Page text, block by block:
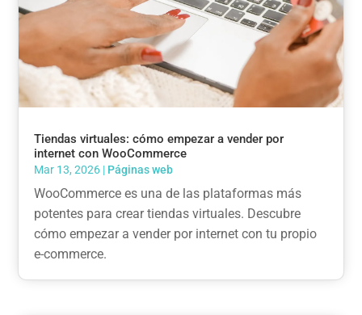
Tiendas virtuales: cómo empezar a vender por
internet con WooCommerce
Mar 13, 2026 | Páginas web
WooCommerce es una de las plataformas más
potentes para crear tiendas virtuales. Descubre
cómo empezar a vender por internet con tu propio
e-commerce.